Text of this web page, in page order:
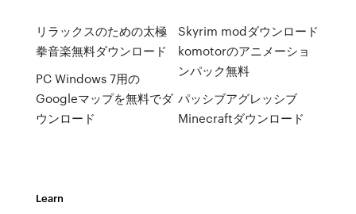
リラックスのための太極
拳音楽無料ダウンロード
PC Windows 7用の
Googleマップを無料でダ
ウンロード
Skyrim modダウンロード
komotorのアニメーショ
ンパック無料
パッシブアグレッシブ
Minecraftダウンロード
Learn